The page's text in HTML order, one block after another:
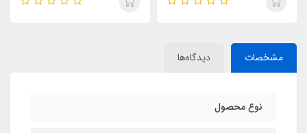
مشخصات دیدگاه‌ها
نوع محصول